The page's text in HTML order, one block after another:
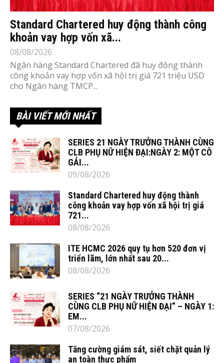
Standard Chartered huy động thành công
khoản vay hợp vốn xã...
08/08/2026
Ngân hàng Standard Chartered đã huy động thành
công khoản vay hợp vốn xã hội trị giá 721 triệu USD
cho Ngân hàng TMCP...
BÀI VIẾT MỚI NHẤT
SERIES 21 NGÀY TRƯỞNG THÀNH CÙNG
CLB PHỤ NỮ HIỆN ĐẠI:NGÀY 2: MỘT CÔ
GÁI...
09/08/2026
Standard Chartered huy động thành
công khoản vay hợp vốn xã hội trị giá
721...
08/08/2026
ITE HCMC 2026 quy tụ hơn 520 đơn vị
triển lãm, lớn nhất sau 20...
08/08/2026
SERIES “21 NGÀY TRƯỞNG THÀNH
CÙNG CLB PHỤ NỮ HIỆN ĐẠI” – NGÀY 1:
EM...
07/08/2026
Tăng cường giám sát, siết chặt quản lý
an toàn thực phẩm